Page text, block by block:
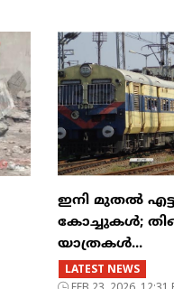
ഇനി മുതൽ
കോച്ചുകള്‍;
യാത്രകൾ...
LATEST NEWS